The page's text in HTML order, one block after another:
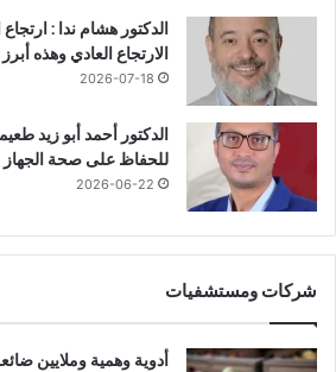
الدكتور هشام ندا :
الارتجاع العادي وهذه
2026-07-18
الدكتور أحمد أبو زيد
للحفاظ على صحة الجهاز
2026-06-22
شركات ومستشفيات
أدوية وهمية وملايين